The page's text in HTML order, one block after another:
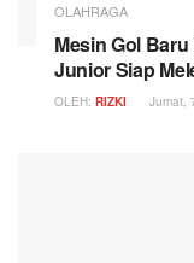
OLAHRAGA
Mesin Gol
Junior Siap
OLEH: RIZKI Jumat,